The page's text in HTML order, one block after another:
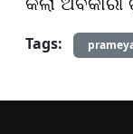
Tags: